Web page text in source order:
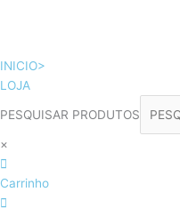
INICIO>
LOJA
PESQUISAR PRODUTOS
×
Carrinho